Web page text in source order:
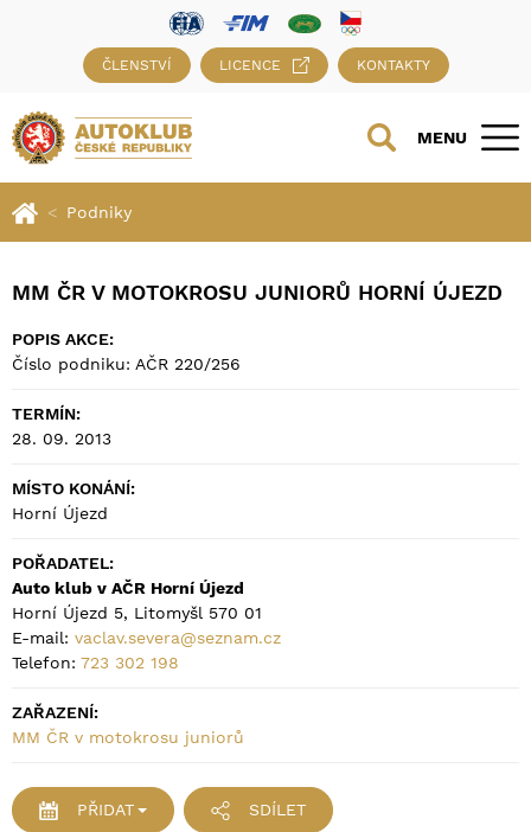
ČLENSTVÍ LICENCE KONTAKTY
MENU
Podniky
MM ČR V MOTOKROSU JUNIORŮ HORNÍ ÚJEZD
POPIS AKCE:
Číslo podniku: AČR 220/256
TERMÍN:
28. 09. 2013
MÍSTO KONÁNÍ:
Horní Újezd
POŘADATEL:
Auto klub v AČR Horní Újezd
Horní Újezd 5, Litomyšl 570 01
E-mail: vaclav.severa@seznam.cz
Telefon: 723 302 198
ZAŘAZENÍ:
MM ČR v motokrosu juniorů
PŘIDAT SDÍLET